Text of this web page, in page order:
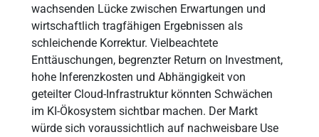
wachsenden Lücke zwischen Erwartungen und
wirtschaftlich tragfähigen Ergebnissen als
schleichende Korrektur. Vielbeachtete
Enttäuschungen, begrenzter Return on Investment,
hohe Inferenzkosten und Abhängigkeit von
geteilter Cloud-Infrastruktur könnten Schwächen
im KI-Ökosystem sichtbar machen. Der Markt
würde sich voraussichtlich auf nachweisbare Use